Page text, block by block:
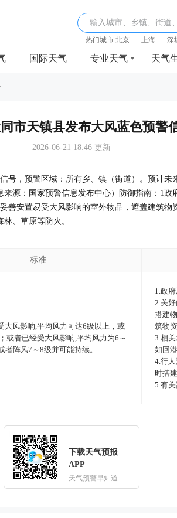
输入城市、乡镇、街道
热门城市:北京 上海 深
国际天气 专业天气 天气
市天镇县发布大风蓝色预警
2026-06-21 18:46 更新
号，预警区域：所有乡、镇（街道）。预计
源：国家预警信息发布中心）防御指南：1
善安置易受大风影响的室外物品，遮盖建筑
、草原等防火。
标准
大风影响,平均风力可达6级以上，或
或者已经受大风影响,平均风力为6～
者阵风7～8级并可能持续。
1.政
2.关
搭建
筑物资
3.相
如回
4.行
时搭
5.有
下载天气预报
APP
天气预警早知道